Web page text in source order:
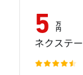
5 万
円
ネクステ